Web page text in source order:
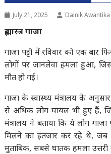
July 21, 2025 Dainik Awantika
ब्रह्मास्त्र गाजा
गाजा पट्टी में रविवार को एक बार
लोगों पर जानलेवा हमला हुआ,
मौत हो गई।
गाजा के स्वास्थ्य मंत्रालय के
से अधिक लोग घायल भी हुए हैं,
मंत्रालय ने बताया कि ये लोग गाजा
मिलने का इंतजार कर रहे थे, जब
मुताबिक, सबसे घातक हमला